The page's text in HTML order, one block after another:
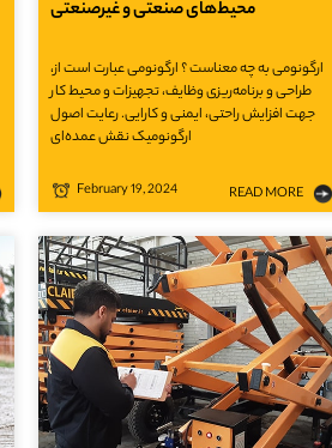
محیط‌های صنعتی و غیرصنعتی
ارگونومی به چه معناست ؟ ارگونومی عبارت است از،
طراحی و برنامه‌ریزی وظایف، تجهیزات و محیط کار
جهت افزایش راحتی، ایمنی و کارایی. رعایت اصول
ارگونومیک نقش عمده‌ای
READ MORE
February 19, 2024